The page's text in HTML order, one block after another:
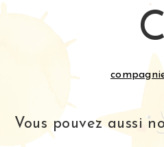
Vous pouvez aussi